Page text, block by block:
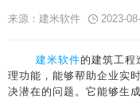
来源：建米软件 2023-
建米软件的建筑工程
理功能，能够帮助企业实
决潜在的问题。它能够生